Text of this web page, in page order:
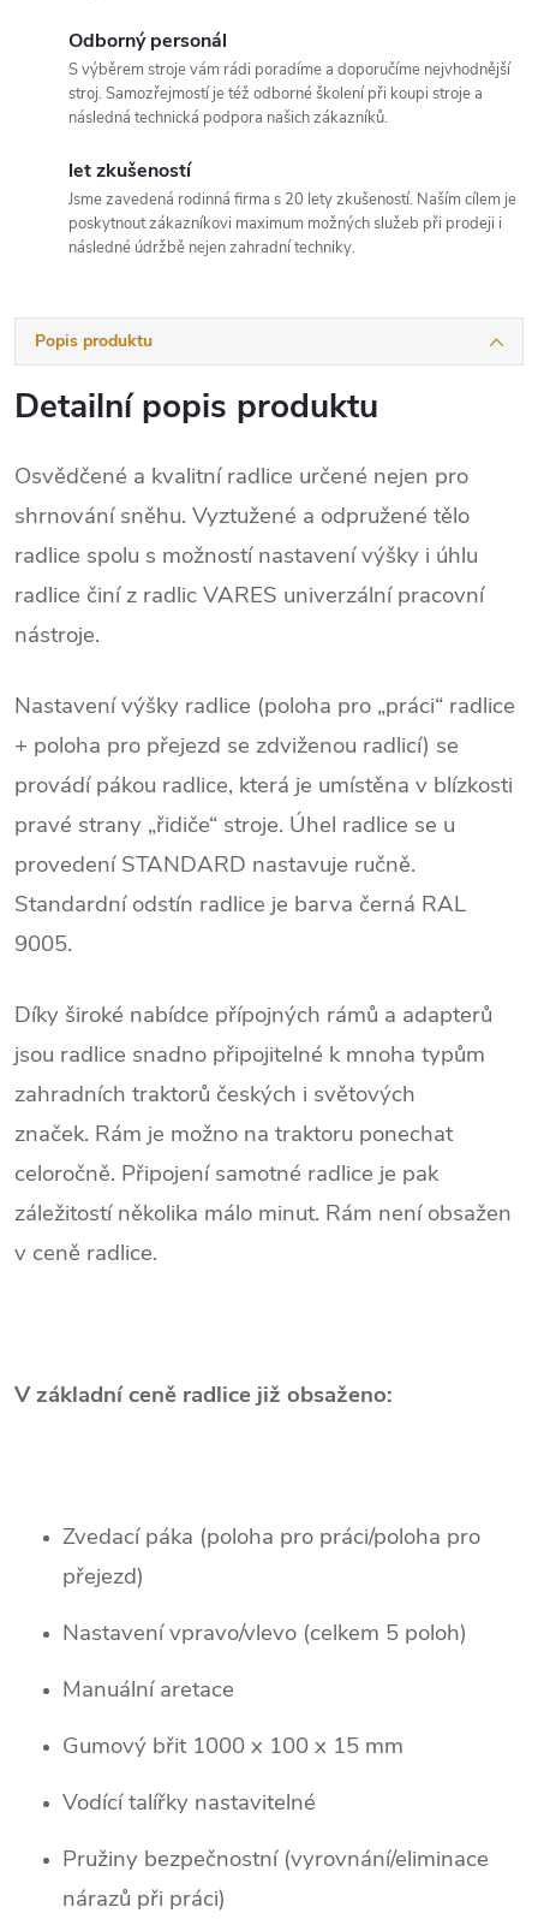
Odborný personál
S výběrem stroje vám rádi poradíme a doporučíme nejvhodnější
stroj. Samozřejmostí je též odborné školení při koupi stroje a
následná technická podpora našich zákazníků.
let zkušeností
Jsme zavedená rodinná firma s 20 lety zkušeností. Naším cílem je
poskytnout zákazníkovi maximum možných služeb při prodeji i
následné údržbě nejen zahradní techniky.
Popis produktu
Detailní popis produktu
Osvědčené a kvalitní radlice určené nejen pro
shrnování sněhu. Vyztužené a odpružené tělo
radlice spolu s možností nastavení výšky i úhlu
radlice činí z radlic VARES univerzální pracovní
nástroje.
Nastavení výšky radlice (poloha pro „práci“ radlice
+ poloha pro přejezd se zdviženou radlicí) se
provádí pákou radlice, která je umístěna v blízkosti
pravé strany „řidiče“ stroje. Úhel radlice se u
provedení STANDARD nastavuje ručně.
Standardní odstín radlice je barva černá RAL
9005.
Díky široké nabídce přípojných rámů a adapterů
jsou radlice snadno připojitelné k mnoha typům
zahradních traktorů českých i světových
značek. Rám je možno na traktoru ponechat
celoročně. Připojení samotné radlice je pak
záležitostí několika málo minut. Rám není obsažen
v ceně radlice.
V základní ceně radlice již obsaženo:
Zvedací páka (poloha pro práci/poloha pro
přejezd)
Nastavení vpravo/vlevo (celkem 5 poloh)
Manuální aretace
Gumový břit 1000 x 100 x 15 mm
Vodící talířky nastavitelné
Pružiny bezpečnostní (vyrovnání/eliminace
nárazů při práci)